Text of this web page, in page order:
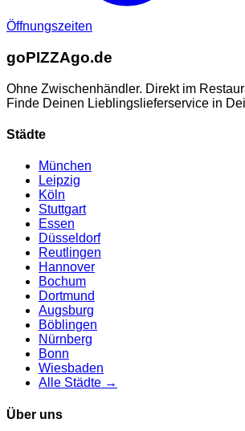
Öffnungszeiten
goPIZZAgo.de
Ohne Zwischenhändler. Direkt im
Finde Deinen Lieblingslieferservice in
Städte
München
Leipzig
Köln
Stuttgart
Essen
Düsseldorf
Reutlingen
Hannover
Bochum
Dortmund
Augsburg
Böblingen
Nürnberg
Bonn
Wiesbaden
Alle Städte →
Über uns